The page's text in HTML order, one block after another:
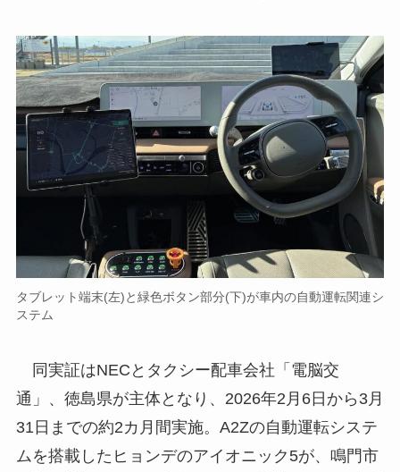
タブレット端末(左)と緑色ボタン部分(下)が車内の自動運転関連シ
ステム
同実証はNECとタクシー配⾞会社「電脳交
通」、徳島県が主体となり、2026年2月6日から3月
31日までの約2カ月間実施。A2Zの自動運転システ
ムを搭載したヒョンデのアイオニック5が、鳴門市